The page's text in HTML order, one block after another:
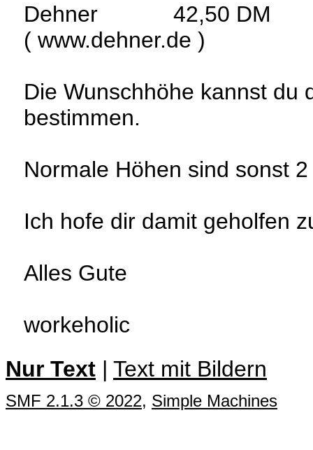
Dehner 42,50 DM
( www.dehner.de )
Die Wunschhöhe kannst du
bestimmen.
Normale Höhen sind sonst
Ich hofe dir damit geholfen
Alles Gute
workeholic
Nur Text | Text mit Bildern
SMF 2.1.3 © 2022, Simple Machines